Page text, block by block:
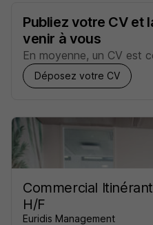
Publiez votre CV et
venir à vous
En moyenne, un CV est
Déposez votre CV
Commercial
H/F
Euridis Management